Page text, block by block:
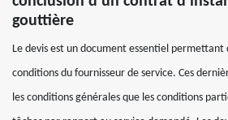
gouttière
Le devis est un document essentiel permettant
conditions du fournisseur de service. Ces
les conditions générales que les conditions